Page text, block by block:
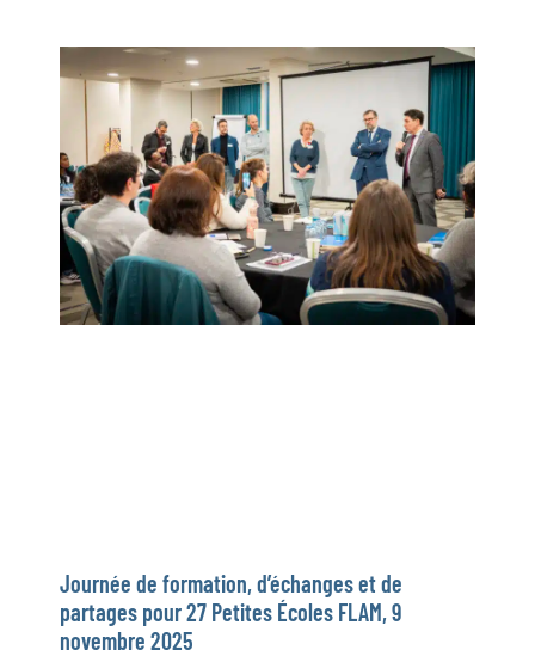
Journée de formation, d’échanges et de
partages pour 27 Petites Écoles FLAM, 9
novembre 2025